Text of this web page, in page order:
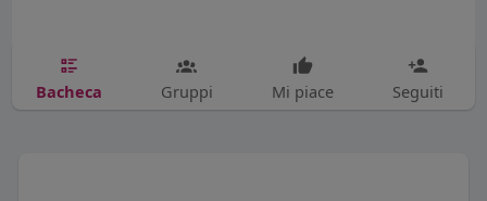
Bacheca Gruppi Mi piace Seguiti